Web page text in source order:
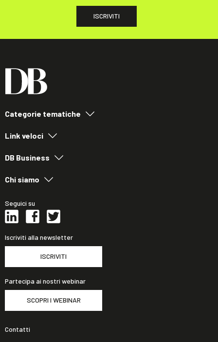
ISCRIVITI
Categorie tematiche
Link veloci
DB Business
Chi siamo
Seguici su
Iscriviti alla newsletter
ISCRIVITI
Partecipa ai nostri webinar
SCOPRI I WEBINAR
Contatti